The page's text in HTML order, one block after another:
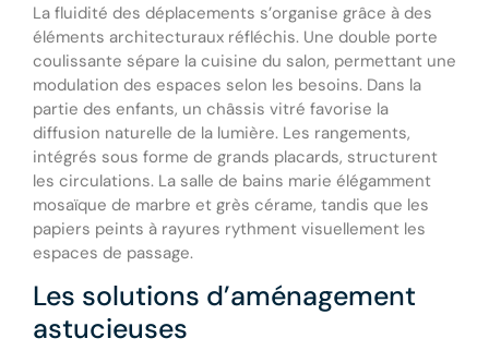
La fluidité des déplacements s’organise grâce à des
éléments architecturaux réfléchis. Une double porte
coulissante sépare la cuisine du salon, permettant une
modulation des espaces selon les besoins. Dans la
partie des enfants, un châssis vitré favorise la
diffusion naturelle de la lumière. Les rangements,
intégrés sous forme de grands placards, structurent
les circulations. La salle de bains marie élégamment
mosaïque de marbre et grès cérame, tandis que les
papiers peints à rayures rythment visuellement les
espaces de passage.
Les solutions d’aménagement
astucieuses